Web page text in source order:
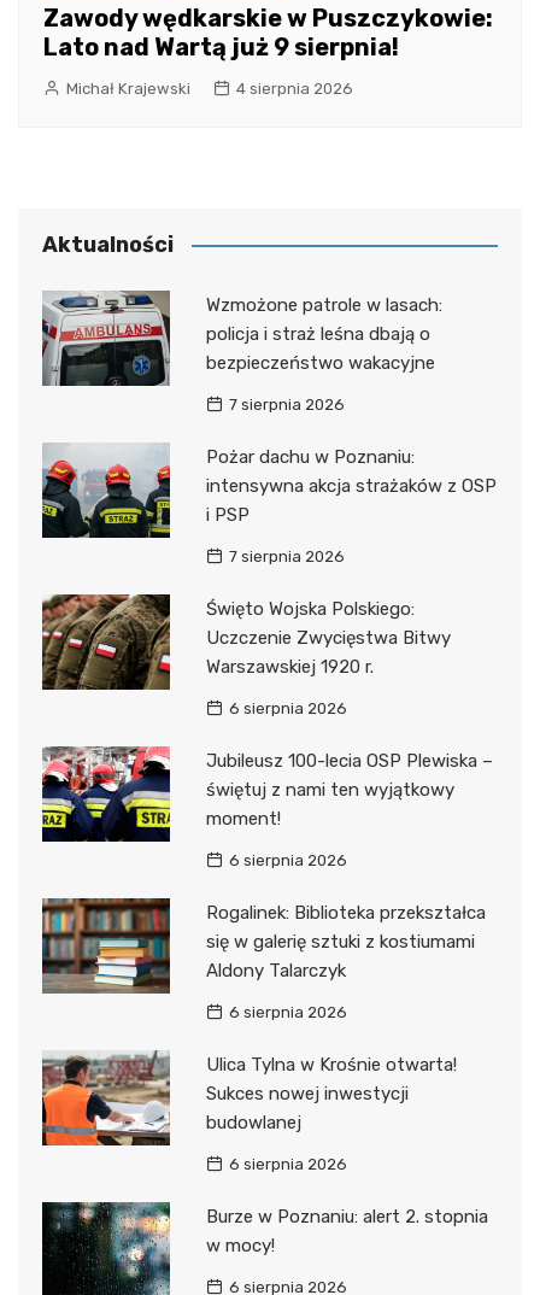
Zawody wędkarskie w Puszczykowie:
Lato nad Wartą już 9 sierpnia!
Michał Krajewski 4 sierpnia 2026
Aktualności
Wzmożone patrole w lasach:
policja i straż leśna dbają o
bezpieczeństwo wakacyjne
7 sierpnia 2026
Pożar dachu w Poznaniu:
intensywna akcja strażaków z OSP
i PSP
7 sierpnia 2026
Święto Wojska Polskiego:
Uczczenie Zwycięstwa Bitwy
Warszawskiej 1920 r.
6 sierpnia 2026
Jubileusz 100-lecia OSP Plewiska –
świętuj z nami ten wyjątkowy
moment!
6 sierpnia 2026
Rogalinek: Biblioteka przekształca
się w galerię sztuki z kostiumami
Aldony Talarczyk
6 sierpnia 2026
Ulica Tylna w Krośnie otwarta!
Sukces nowej inwestycji
budowlanej
6 sierpnia 2026
Burze w Poznaniu: alert 2. stopnia
w mocy!
6 sierpnia 2026